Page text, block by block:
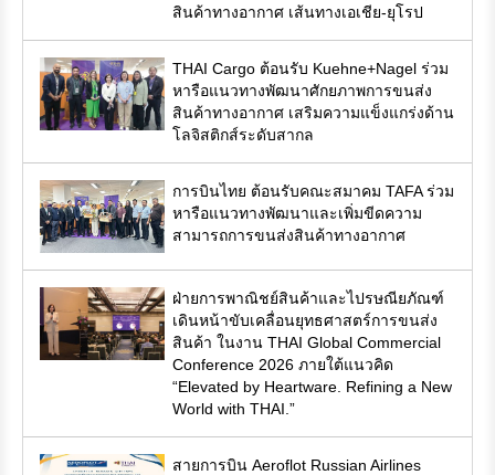
สินค้าทางอากาศ เส้นทางเอเชีย-ยุโรป
THAI Cargo ต้อนรับ Kuehne+Nagel ร่วม
หารือแนวทางพัฒนาศักยภาพการขนส่ง
สินค้าทางอากาศ เสริมความแข็งแกร่งด้าน
โลจิสติกส์ระดับสากล
การบินไทย ต้อนรับคณะสมาคม TAFA ร่วม
หารือแนวทางพัฒนาและเพิ่มขีดความ
สามารถการขนส่งสินค้าทางอากาศ
ฝ่ายการพาณิชย์สินค้าและไปรษณียภัณฑ์
เดินหน้าขับเคลื่อนยุทธศาสตร์การขนส่ง
สินค้า ในงาน THAI Global Commercial
Conference 2026 ภายใต้แนวคิด
“Elevated by Heartware. Refining a New
World with THAI.”
สายการบิน Aeroflot Russian Airlines